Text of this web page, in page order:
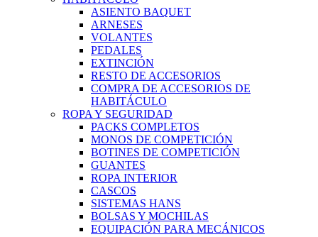
ASIENTO BAQUET
ARNESES
VOLANTES
PEDALES
EXTINCIÓN
RESTO DE ACCESORIOS
COMPRA DE ACCESORIOS DE
HABITÁCULO
ROPA Y SEGURIDAD
PACKS COMPLETOS
MONOS DE COMPETICIÓN
BOTINES DE COMPETICIÓN
GUANTES
ROPA INTERIOR
CASCOS
SISTEMAS HANS
BOLSAS Y MOCHILAS
EQUIPACIÓN PARA MECÁNICOS